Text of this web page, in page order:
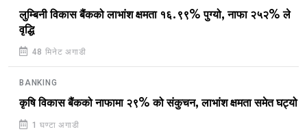
लुम्बिनी विकास बैंकको लाभांश क्षमता १६.९९% पुग्यो, नाफा २५२% ले
वृद्धि
48 मिनेट अगाडी
BANKING
कृषि विकास बैंकको नाफामा २९% को संकुचन, लाभांश क्षमता समेत घट्यो
1 घण्टा अगाडी